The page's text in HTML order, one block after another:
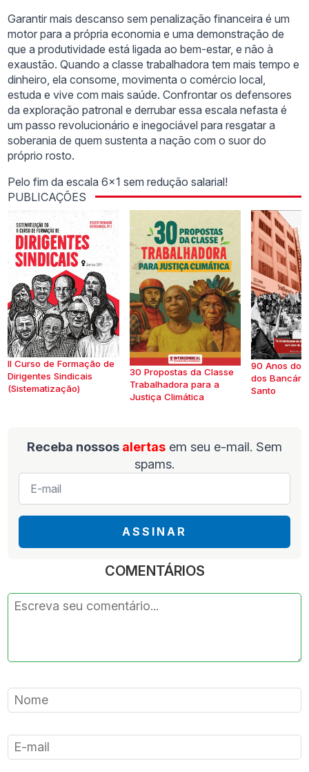
Garantir mais descanso sem penalização financeira é um
motor para a própria economia e uma demonstração de
que a produtividade está ligada ao bem-estar, e não à
exaustão. Quando a classe trabalhadora tem mais tempo e
dinheiro, ela consome, movimenta o comércio local,
estuda e vive com mais saúde. Confrontar os defensores
da exploração patronal e derrubar essa escala nefasta é
um passo revolucionário e inegociável para resgatar a
soberania de quem sustenta a nação com o suor do
próprio rosto.
Pelo fim da escala 6×1 sem redução salarial!
PUBLICAÇÕES
II Curso de Formação de
Dirigentes Sindicais
(Sistematização)
30 Propostas da Classe
Trabalhadora para a
Justiça Climática
90 Anos do
dos
Santo
Receba nossos alertas em seu e-mail. Sem
spams.
E-
mail
ASSINAR
COMENTÁRIOS